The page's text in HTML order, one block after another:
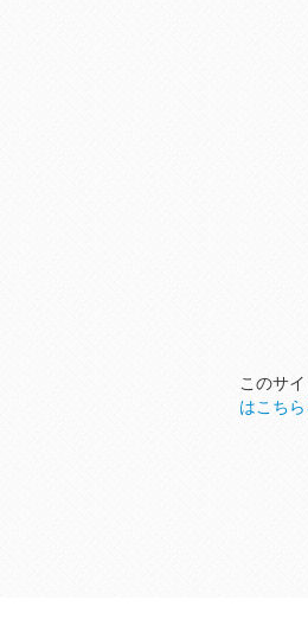
このサ
はこち